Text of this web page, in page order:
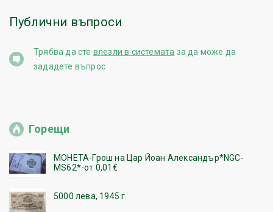
Публични въпроси
Трябва да сте влезли в системата за да може да
зададете въпрос
Горещи
МОНЕТА-Грош на Цар Йоан Александър*NGC-
MS62*-от 0,01€
5000 лева, 1945 г.